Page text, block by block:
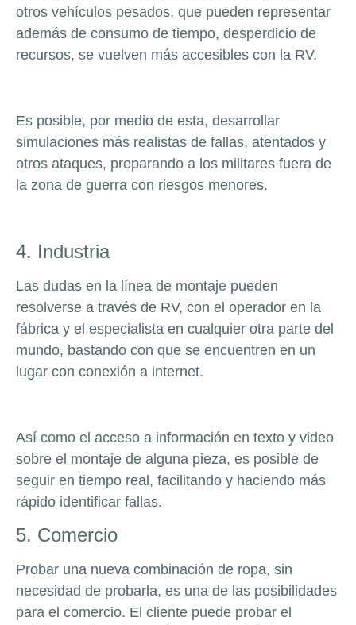
otros vehículos pesados, que pueden representar
además de consumo de tiempo, desperdicio de
recursos, se vuelven más accesibles con la RV.
Es posible, por medio de esta, desarrollar
simulaciones más realistas de fallas, atentados y
otros ataques, preparando a los militares fuera de
la zona de guerra con riesgos menores.
4. Industria
Las dudas en la línea de montaje pueden
resolverse a través de RV, con el operador en la
fábrica y el especialista en cualquier otra parte del
mundo, bastando con que se encuentren en un
lugar con conexión a internet.
Así como el acceso a información en texto y video
sobre el montaje de alguna pieza, es posible de
seguir en tiempo real, facilitando y haciendo más
rápido identificar fallas.
5. Comercio
Probar una nueva combinación de ropa, sin
necesidad de probarla, es una de las posibilidades
para el comercio. El cliente puede probar el